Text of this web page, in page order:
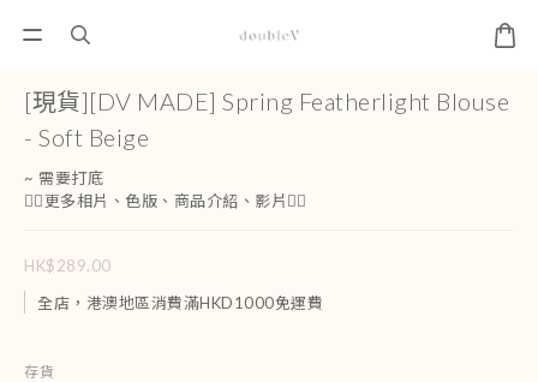
[現貨][DV MADE] Spring Featherlight Blouse
- Soft Beige
~ 需要打底
👇🏻更多相片、色版、商品介紹、影片👇🏻
HK$289.00
全店，港澳地區消費滿HKD1000免運費
存貨